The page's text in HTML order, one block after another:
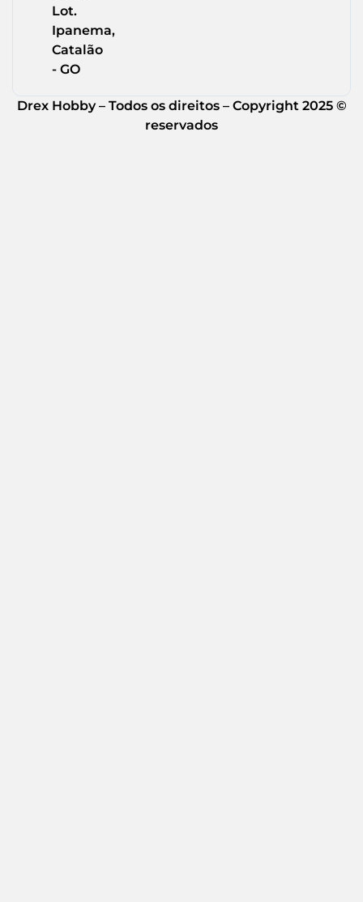
Lot.
Ipanema,
Catalão
- GO
Drex Hobby – Todos os direitos – Copyright 2025 ©
reservados